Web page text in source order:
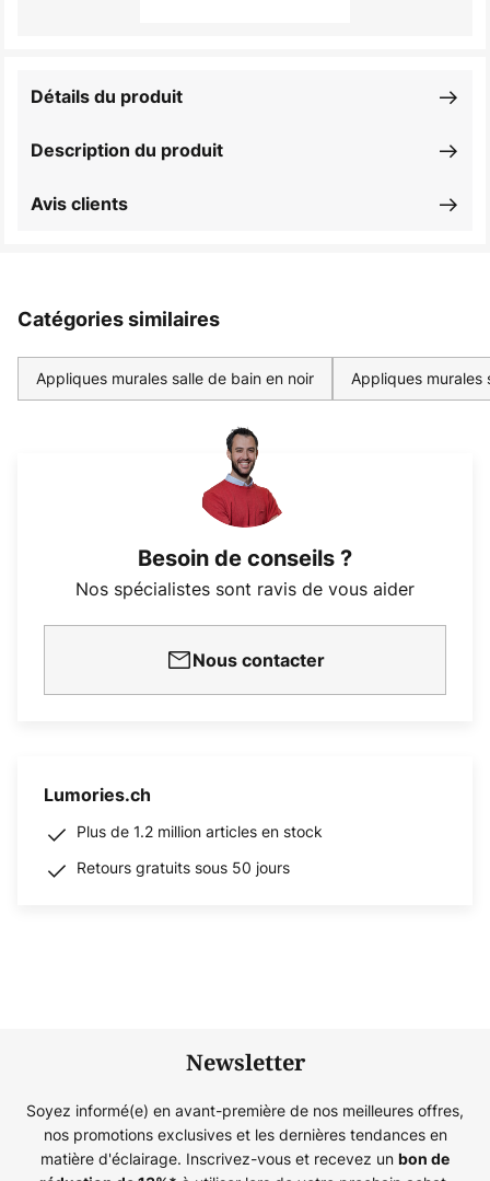
Description du produit
Détails du produit
Avis clients
Catégories similaires
Appliques murales salle de bain en noir Appliques murales
Besoin de conseils ?
Nos spécialistes sont ravis de vous aider
Nous contacter
Lumories.ch
Plus de 1.2 million articles en stock
Retours gratuits sous 50 jours
Newsletter
Soyez informé(e) en avant-première de nos meilleures offres,
nos promotions exclusives et les dernières tendances en
matière d'éclairage. Inscrivez-vous et recevez un bon de